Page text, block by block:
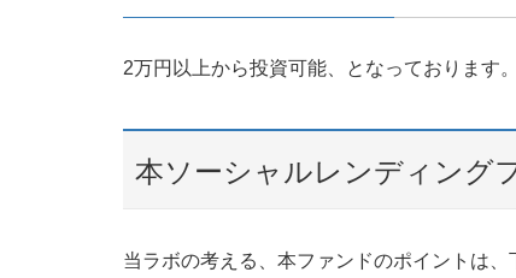
2万円以上から投資可能、となっております。
本ソーシャルレンディング
当ラボの考える、本ファンドのポイントは、